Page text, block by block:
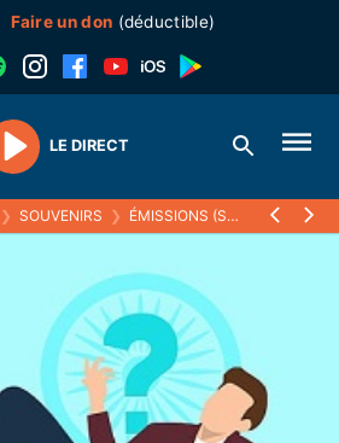
Faire un don (déductible)
Play
LE DIRECT
❯ SOUVENIRS ❯ ÉMISSIONS (SOUVENIRS) ❯